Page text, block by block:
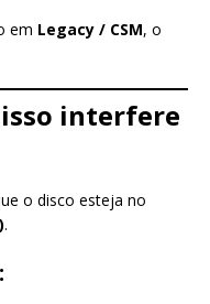
em Legacy / CSM, o
isso interfere
o disco esteja no
.